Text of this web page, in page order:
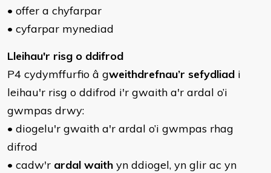
• offer a chyfarpar
• cyfarpar mynediad
Lleihau'r risg o ddifrod
P4 cydymffurfio â gweithdrefnau’r sefydliad i
leihau'r risg o ddifrod i'r gwaith a'r ardal o’i
gwmpas drwy:
• diogelu'r gwaith a'r ardal o’i gwmpas rhag
difrod
• cadw'r ardal waith yn ddiogel, yn glir ac yn